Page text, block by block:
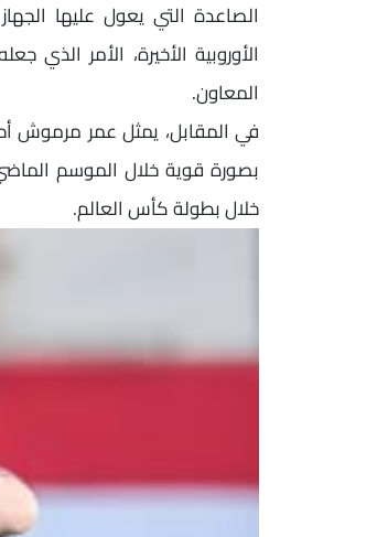
الصاعدة التي يعول عليها
الأوروبية الأخيرة، الأمر
المعاون.
في المقابل، يمثل عمر مرموش
بصورة قوية خلال الموسم
خلال بطولة كأس العالم.